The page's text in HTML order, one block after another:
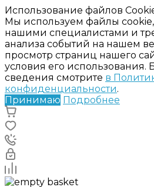
Использование файлов
Мы используем файлы
нашими специалистами и
анализа событий на нашем
просмотр страниц нашего
условия его использования.
сведения смотрите в
конфиденциальности.
Принимаю Подробнее